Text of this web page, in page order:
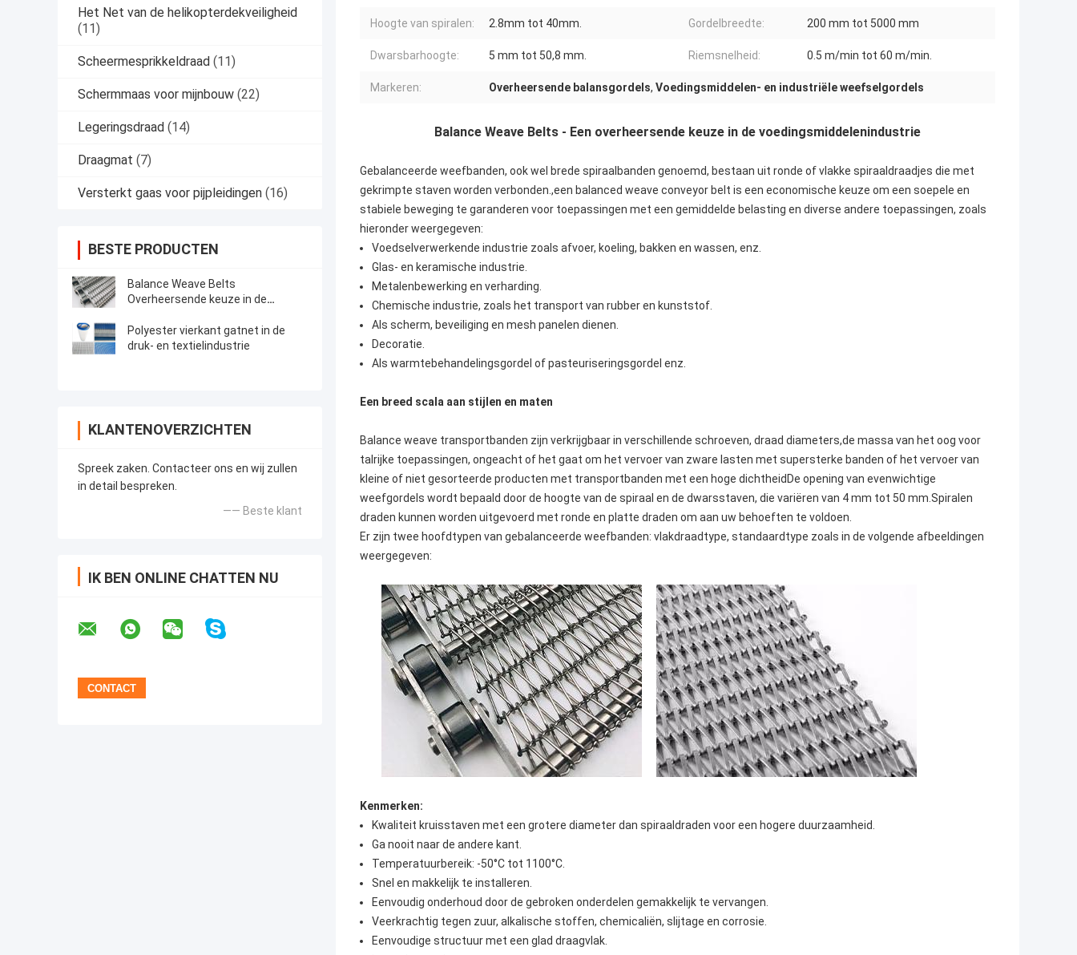
Het Net van de helikopterdekveiligheid
(11)
Scheermesprikkeldraad (11)
Schermmaas voor mijnbouw (22)
Legeringsdraad (14)
Draagmat (7)
Versterkt gaas voor pijpleidingen (16)
BESTE PRODUCTEN
Balance Weave Belts
Overheersende keuze in de
Polyester vierkant gatnet in de
druk- en textielindustrie
KLANTENOVERZICHTEN
Spreek zaken. Contacteer ons en wij zullen
in detail bespreken.
—— Beste klant
IK BEN ONLINE CHATTEN NU
Hoogte van spiralen: 2.8mm tot 40mm. Gordelbreedte: 200 mm tot 5000 mm
Dwarsbarhoogte: 5 mm tot 50,8 mm. Riemsnelheid: 0.5 m/min tot 60 m/min.
Markeren: Overheersende balansgordels, Voedingsmiddelen- en industriële weefselgordels
Balance Weave Belts - Een overheersende keuze in de voedingsmiddelenindustrie
Gebalanceerde weefbanden, ook wel brede spiraalbanden genoemd, bestaan uit ronde of vlakke spiraaldraadjes die met
gekrimpte staven worden verbonden.,een balanced weave conveyor belt is een economische keuze om een soepele en
stabiele beweging te garanderen voor toepassingen met een gemiddelde belasting en diverse andere toepassingen, zoals
hieronder weergegeven:
Voedselverwerkende industrie zoals afvoer, koeling, bakken en wassen, enz.
Glas- en keramische industrie.
Metalenbewerking en verharding.
Chemische industrie, zoals het transport van rubber en kunststof.
Als scherm, beveiliging en mesh panelen dienen.
Decoratie.
Als warmtebehandelingsgordel of pasteuriseringsgordel enz.
Een breed scala aan stijlen en maten
Balance weave transportbanden zijn verkrijgbaar in verschillende schroeven, draad diameters,de massa van het oog voor
talrijke toepassingen, ongeacht of het gaat om het vervoer van zware lasten met supersterke banden of het vervoer van
kleine of niet gesorteerde producten met transportbanden met een hoge dichtheidDe opening van evenwichtige
weefgordels wordt bepaald door de hoogte van de spiraal en de dwarsstaven, die variëren van 4 mm tot 50 mm.Spiralen
draden kunnen worden uitgevoerd met ronde en platte draden om aan uw behoeften te voldoen.
Er zijn twee hoofdtypen van gebalanceerde weefbanden: vlakdraadtype, standaardtype zoals in de volgende afbeeldingen
weergegeven:
Kenmerken:
Kwaliteit kruisstaven met een grotere diameter dan spiraaldraden voor een hogere duurzaamheid.
Ga nooit naar de andere kant.
Temperatuurbereik: -50°C tot 1100°C.
Snel en makkelijk te installeren.
Eenvoudig onderhoud door de gebroken onderdelen gemakkelijk te vervangen.
Veerkrachtig tegen zuur, alkalische stoffen, chemicaliën, slijtage en corrosie.
Eenvoudige structuur met een glad draagvlak.